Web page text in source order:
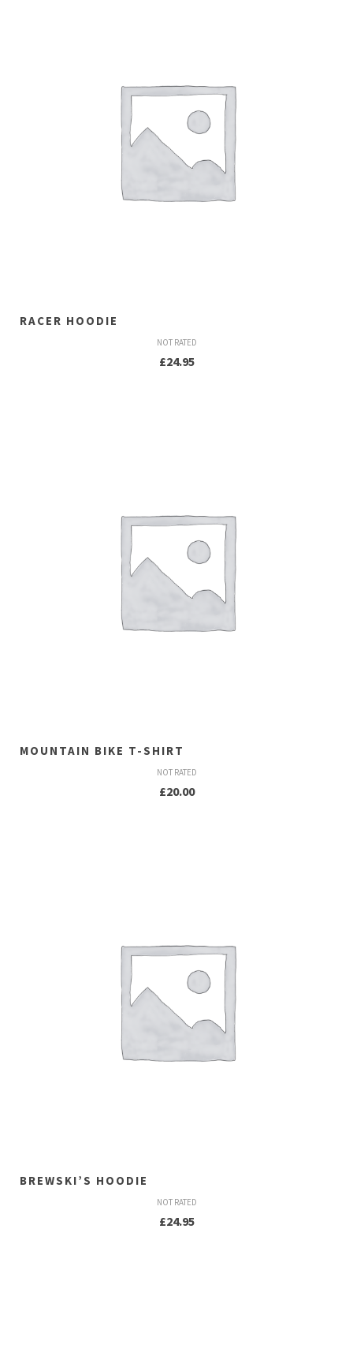
RACER HOODIE
NOT RATED
£24.95
MOUNTAIN BIKE T-SHIRT
NOT RATED
£20.00
BREWSKI’S HOODIE
NOT RATED
£24.95